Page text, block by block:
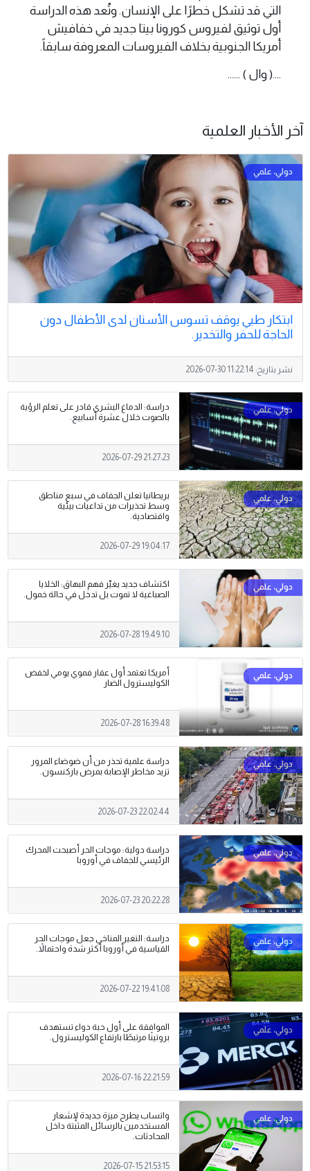
التي قد تشكل خطرًا على الإنسان. وتُعد هذه الدراسة
أول توثيق لفيروس كورونا بيتا جديد في خفافيش
أمريكا الجنوبية بخلاف الفيروسات المعروفة سابقاً.
....( وال ) ......
آخر الأخبار العلمية
ابتكار طبي يوقف تسوس الأسنان لدى الأطفال دون
الحاجة للحفر والتخدير.
نشر بتاريخ: 2026-07-30 11:22:14
دراسة: الدماغ البشري قادر على تعلم الرؤية
بالصوت خلال عشرة أسابيع.
2026-07-29 21:27:23
بريطانيا تعلن الجفاف في سبع مناطق
وسط تحذيرات من تداعيات بيئية
واقتصادية.
2026-07-29 19:04:17
اكتشاف جديد يغيّر فهم البهاق: الخلايا
الصباغية لا تموت بل تدخل في حالة خمول.
2026-07-28 19:49:10
أمريكا تعتمد أول عقار فموي يومي لخفض
الكوليسترول الضار
2026-07-28 16:39:48
دراسة علمية تحذر من أن ضوضاء المرور
تزيد مخاطر الإصابة بمرض باركنسون.
2026-07-23 22:02:44
دراسة دولية: موجات الحر أصبحت المحرك
الرئيسي للجفاف في أوروبا
2026-07-23 20:22:28
دراسة: التغير المناخي جعل موجات الحر
القياسية في أوروبا أكثر شدة واحتمالاً.
2026-07-22 19:41:08
الموافقة على أول حبة دواء تستهدف
بروتينًا مرتبطًا بارتفاع الكوليسترول.
2026-07-16 22:21:59
واتساب يطرح ميزة جديدة لإشعار
المستخدمين بالرسائل المثبتة داخل
المحادثات.
2026-07-15 21:53:15